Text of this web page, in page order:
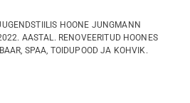
HOONE JUNGMANN
AASTAL. RENOVEERITUD HOONES
SPAA, TOIDUPOOD JA KOHVIK.